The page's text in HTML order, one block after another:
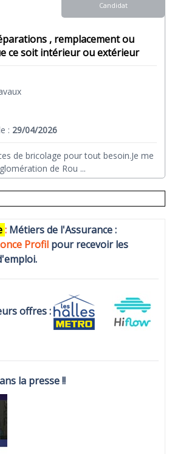
, remplacement ou
ce soit intérieur ou extérieur
: 29/04/2026
de bricolage pour tout besoin.Je me
de Rou ...
Candidat
: Métiers de l'Assurance :
Profil pour recevoir les
offres :
la presse !!